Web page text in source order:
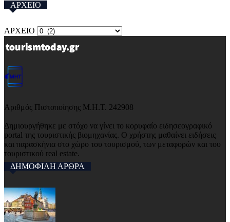
ΑΡΧΕΙΟ
ΑΡΧΕΙΟ
Αριθμός Πιστοποίησης Μ.Η.Τ. 242908
Δημιουργήθηκε με στόχο να γίνει το κορυφαίο ειδησεογραφικό
portal της τουριστικής βιομηχανίας. Ο χρήστης μαθαίνει ειδήσεις
και παρασκήνια στο χώρο του τουρισμού, των μεταφορών και του
τουριστικού real estate.
ΔΗΜΟΦΙΛΗ ΑΡΘΡΑ